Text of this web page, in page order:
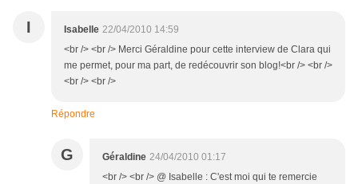
I Isabelle 22/04/2010 14:59
<br /> <br /> Merci Géraldine pour cette interview de Clara qui
me permet, pour ma part, de redécouvrir son blog!<br /> <br />
<br /> <br />
Répondre
G Géraldine 24/04/2010 01:17
<br /> <br /> @ Isabelle : C'est moi qui te remercie